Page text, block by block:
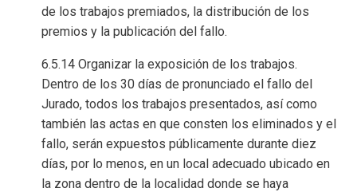
de los trabajos premiados, la distribución de los
premios y la publicación del fallo.
6.5.14 Organizar la exposición de los trabajos.
Dentro de los 30 días de pronunciado el fallo del
Jurado, todos los trabajos presentados, así como
también las actas en que consten los eliminados y el
fallo, serán expuestos públicamente durante diez
días, por lo menos, en un local adecuado ubicado en
la zona dentro de la localidad donde se haya